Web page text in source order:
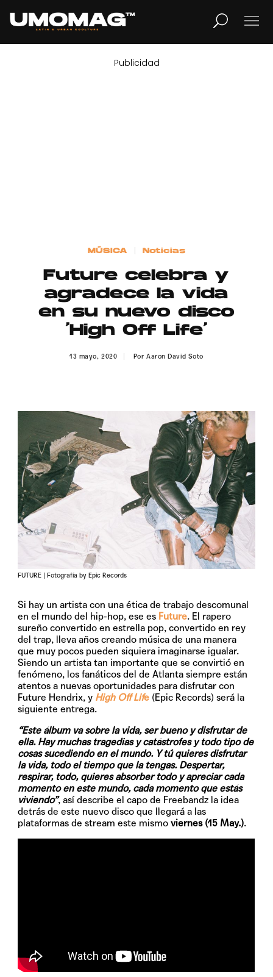
LIFESTYLE
Contacto
Aviso Legal
Publicidad
MÚSICA Noticias
Future celebra y
agradece la vida
en su nuevo disco
‘High Off Life’
13 mayo, 2020 PorAaron David Soto
FUTURE | Fotografía by Epic Records
Si hay un artista con una ética de trabajo descomunal
en el mundo del hip-hop, ese es Future. El rapero
sureño convertido en estrella pop, convertido en rey
del trap, lleva años creando música de una manera
que muy pocos pueden siquiera imaginarse igualar.
Siendo un artista tan importante que se convirtió en
fenómeno, los fanáticos del de Atlanta siempre están
atentos a nuevas oportunidades para disfrutar con
Future Hendrix, y High Off Life (Epic Records) será la
siguiente entrega.
“Este álbum va sobre la vida, ser bueno y disfrutar de
ella. Hay muchas tragedias y catástrofes y todo tipo de
cosas sucediendo en el mundo. Y tú quieres disfrutar
la vida, todo el tiempo que la tengas. Despertar,
respirar, todo, quieres absorber todo y apreciar cada
momento en este mundo, cada momento que estás
viviendo”, así describe el capo de Freebandz la idea
detrás de este nuevo disco que llegará a las
plataformas de stream este mismoviernes (15 May.).